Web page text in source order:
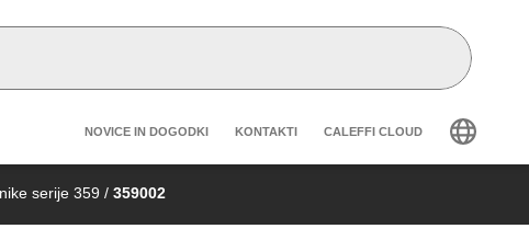
Header secondary navigation
NOVICE IN DOGODKI KONTAKTI CALEFFI CLOUD
serije 359 / 359002